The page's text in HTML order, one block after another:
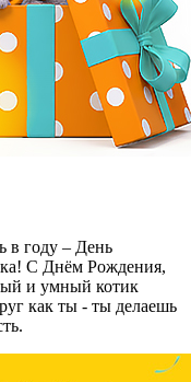
в году – День
С Днём Рождения,
и умный котик
как ты - ты делаешь